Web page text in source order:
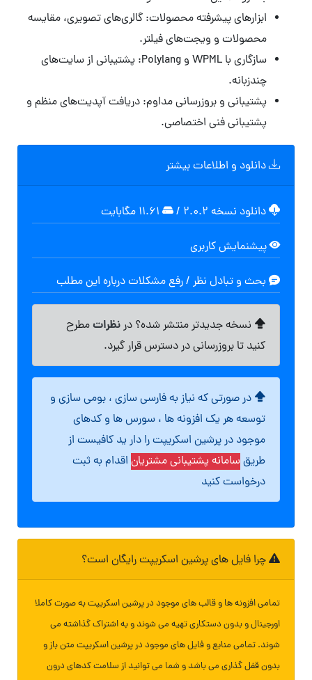
ابزارهای پیشرفته محصولات: گالری‌های تصویری، مقایسه
محصولات و ویجت‌های فیلتر.
سازگاری با WPML و Polylang: پشتیبانی از سایت‌های
چندزبانه.
پشتیبانی و بروزرسانی مداوم: دریافت آپدیت‌های منظم و
پشتیبانی فنی اختصاصی.
دانلود و اطلاعات بیشتر
دانلود نسخه ۲.۰.۲ /
پیشنمایش کاربری
بحث و تبادل نظر / رفع مشکلات درباره این مطلب
نسخه جدیدتر منتشر شده؟ درنظراتمطرح
کنید تا بروزرسانی در دسترس قرار گیرد.
در صورتی که نیاز به فارسی سازی ، بومی سازی و
توسعه هر یک افزونه ها ، سورس ها و کدهای
موجود در پرشین اسکریپت را دار ید کافیست از
طریقسامانه پشتیبانی مشتریان اقدام به ثبت
درخواست کنید
چرا فایل های پرشین اسکریپت رایگان است؟
تمامی افزونه ها و قالب های موجود در پرشین اسکریپت به صورت کاملا
اورجینال و بدون دستکاری تهیه می شوند و به اشتراک گذاشته می
شوند. تمامی منابع و فایل های موجود در پرشین اسکریپت متن باز و
بدون قفل گذاری می باشد و شما می توانید از سلامت کدهای درون